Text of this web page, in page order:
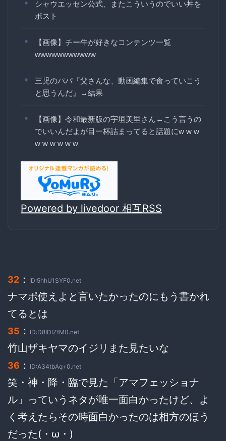
シャウエッセン公式、またこういうのでいい丼を
ポスト
【画像】チー牛が好きなコンテンツ一覧
wwwwwwwwwww
三児のパパ『父さんな、動画編集で食っていこう
と思うんだ』→結果
【画像】令和最新版の宇垣美里さん←こう言うの
でいいんだよが目一杯詰まってると話題にw w w
w w w w w w
Powered by livedoor 相互RSS
32 ： ID:5hhU1SYF0.net
ナマポ使えよと言いたかったのにもう書かれ
てるとは
35 ： ID:D8IDlZfM0.net
竹山ザキヤマのイジリまた見たいな
36 ： ID:A34tbAq+0.net
笑・神・降・臨で見た「アマフェッショナ
ル」っていうネタが唯一面白かったけど、よ
く考えたらその時面白かったのは相方のほう
だった(・ω・)